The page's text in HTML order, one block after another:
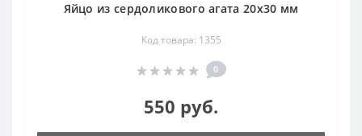
Яйцо из сердоликового агата 20х30 мм
Код товара: 1355
0
550 руб.